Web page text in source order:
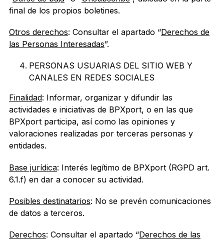
final de los propios boletines.
Otros derechos: Consultar el apartado “Derechos de
las Personas Interesadas”.
PERSONAS USUARIAS DEL SITIO WEB Y
CANALES EN REDES SOCIALES
Finalidad: Informar, organizar y difundir las
actividades e iniciativas de BPXport, o en las que
BPXport participa, así como las opiniones y
valoraciones realizadas por terceras personas y
entidades.
Base jurídica: Interés legítimo de BPXport (RGPD art.
6.1.f) en dar a conocer su actividad.
Posibles destinatarios: No se prevén comunicaciones
de datos a terceros.
Derechos: Consultar el apartado “Derechos de las